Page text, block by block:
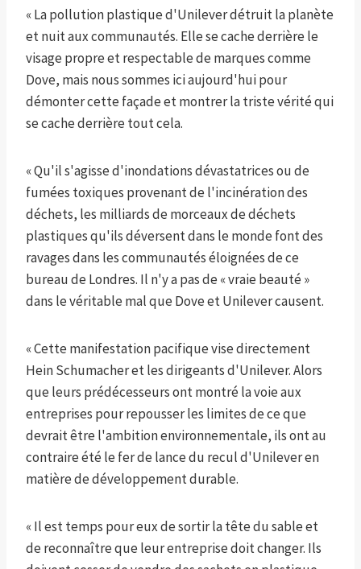
« La pollution plastique d'Unilever détruit la planète
et nuit aux communautés. Elle se cache derrière le
visage propre et respectable de marques comme
Dove, mais nous sommes ici aujourd'hui pour
démonter cette façade et montrer la triste vérité qui
se cache derrière tout cela.
« Qu'il s'agisse d'inondations dévastatrices ou de
fumées toxiques provenant de l'incinération des
déchets, les milliards de morceaux de déchets
plastiques qu'ils déversent dans le monde font des
ravages dans les communautés éloignées de ce
bureau de Londres. Il n'y a pas de « vraie beauté »
dans le véritable mal que Dove et Unilever causent.
« Cette manifestation pacifique vise directement
Hein Schumacher et les dirigeants d'Unilever. Alors
que leurs prédécesseurs ont montré la voie aux
entreprises pour repousser les limites de ce que
devrait être l'ambition environnementale, ils ont au
contraire été le fer de lance du recul d'Unilever en
matière de développement durable.
« Il est temps pour eux de sortir la tête du sable et
de reconnaître que leur entreprise doit changer. Ils